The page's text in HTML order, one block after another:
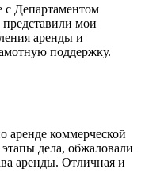
Департаментом
мои
аренды и
поддержку.
коммерческой
дела, обжаловали
аренды. Отличная и